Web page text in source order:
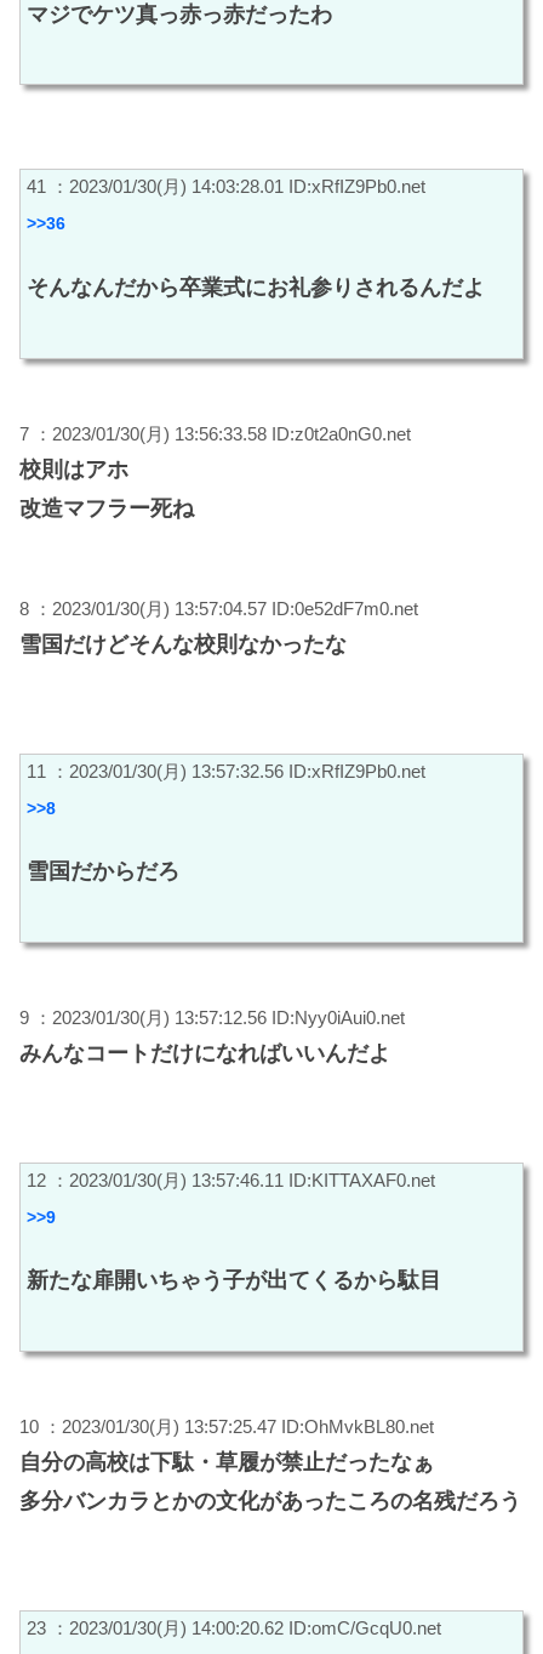
マジでケツ真っ赤っ赤だったわ
41 ：2023/01/30(月) 14:03:28.01 ID:xRfIZ9Pb0.net
>>36
そんなんだから卒業式にお礼参りされるんだよ
7 ：2023/01/30(月) 13:56:33.58 ID:z0t2a0nG0.net
校則はアホ
改造マフラー死ね
8 ：2023/01/30(月) 13:57:04.57 ID:0e52dF7m0.net
雪国だけどそんな校則なかったな
11 ：2023/01/30(月) 13:57:32.56 ID:xRfIZ9Pb0.net
>>8
雪国だからだろ
9 ：2023/01/30(月) 13:57:12.56 ID:Nyy0iAui0.net
みんなコートだけになればいいんだよ
12 ：2023/01/30(月) 13:57:46.11 ID:KITTAXAF0.net
>>9
新たな扉開いちゃう子が出てくるから駄目
10 ：2023/01/30(月) 13:57:25.47 ID:OhMvkBL80.net
自分の高校は下駄・草履が禁止だったなぁ
多分バンカラとかの文化があったころの名残だろう
23 ：2023/01/30(月) 14:00:20.62 ID:omC/GcqU0.net